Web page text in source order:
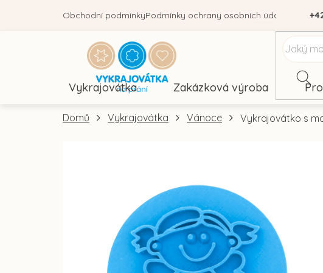
Obchodní podmínkyPodmínky ochrany osobních údajů
Vykrajovátka Zakázková výroba
Domů Vykrajovátka Vánoce Vykrajovátko s